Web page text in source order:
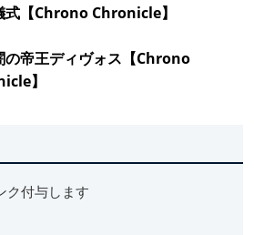
式【Chrono Chronicle】
の帝王ディヴォス【Chrono
】
ク付与します